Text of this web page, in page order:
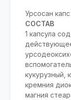
Урсосан
СОСТАВ
1 капсула
кукурузный,
кремния
магния